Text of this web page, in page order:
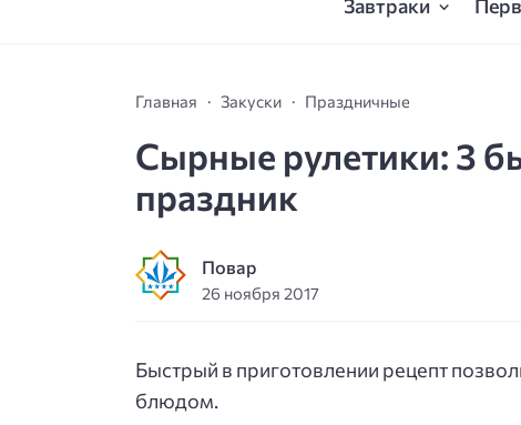
Завтраки
Главная Закуски Праздничные
Сырные рулетики: 3
праздник
Повар
26 ноября 2017
Быстрый в приготовлении рецепт
блюдом.